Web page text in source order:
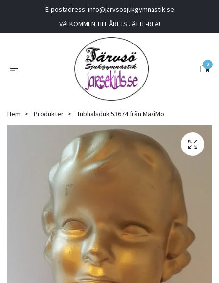
E-postadress: info@jarvsosjukgymnastik.se
VÄLKOMMEN TILL ÅRETS JÄTTE-REA!
0
Hem Produkter Tubhalsduk 53674 från MaxiMo